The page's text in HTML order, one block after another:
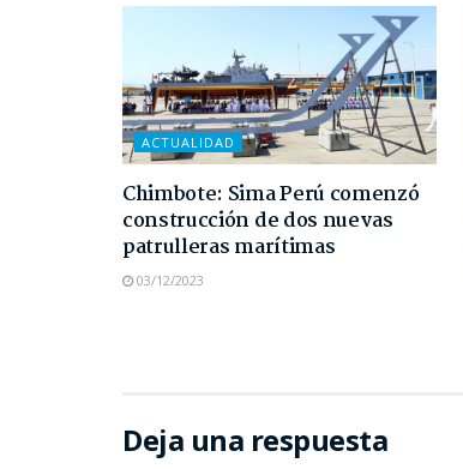
ACTUALIDAD
Chimbote: Sima Perú comenzó
construcción de dos nuevas
patrulleras marítimas
03/12/2023
Deja una respuesta